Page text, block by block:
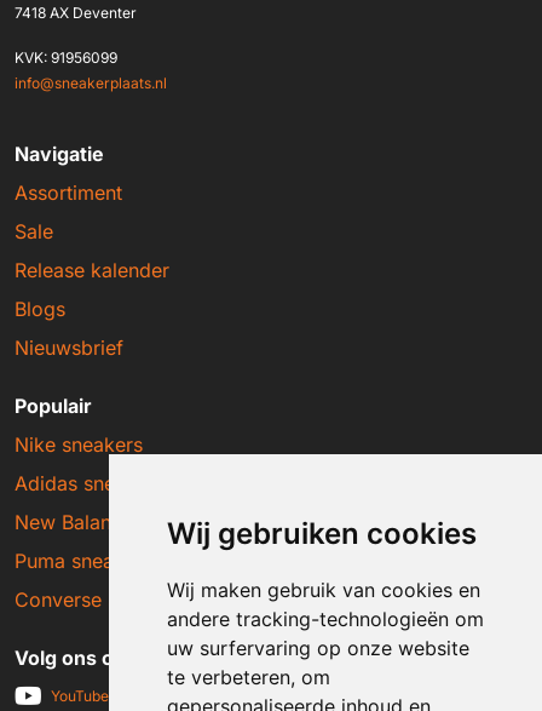
Wij gebruiken cookies
Wij maken gebruik van cookies en
andere tracking-technologieën om
uw surfervaring op onze website
te verbeteren, om
gepersonaliseerde inhoud en
7418 AX Deventer
KVK: 91956099
info@sneakerplaats.nl
Navigatie
Assortiment
Sale
Release kalender
Blogs
Nieuwsbrief
Populair
Nike sneakers
Adidas sneakers
New Balance sneakers
Puma sneakers
Converse sneakers
Volg ons op social media
YouTube